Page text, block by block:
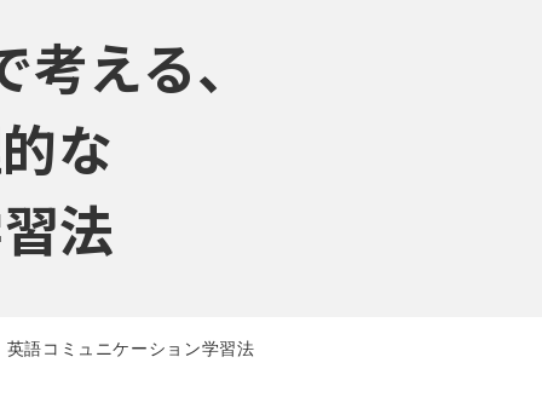
える、
な
法
語コミュニケーション学習法